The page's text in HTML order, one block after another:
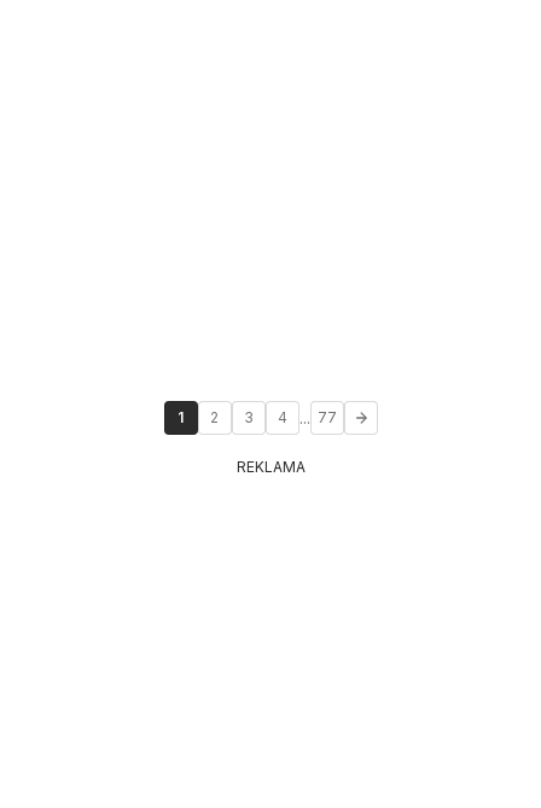
1 2 3 4 ... 77
REKLAMA